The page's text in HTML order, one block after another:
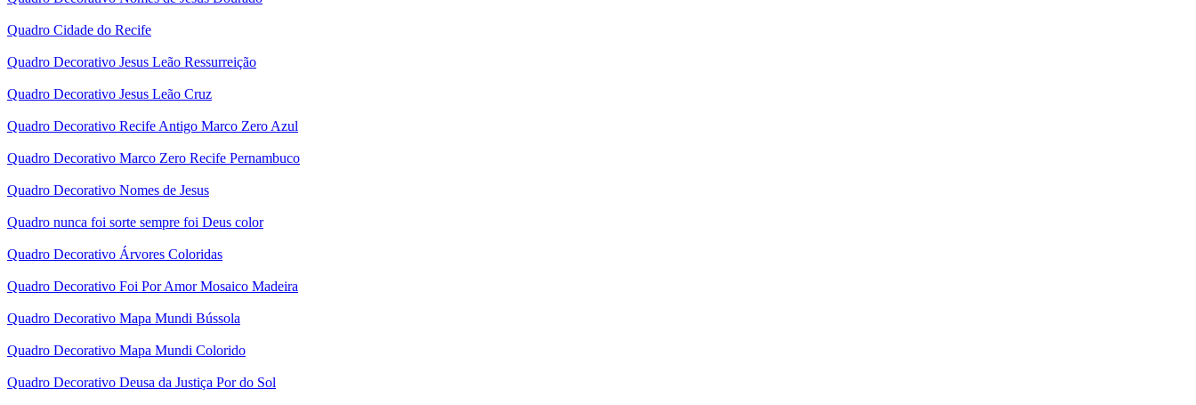
Quadro Cidade do Recife
Quadro Decorativo Jesus Leão Ressurreição
Quadro Decorativo Jesus Leão Cruz
Quadro Decorativo Recife Antigo Marco Zero Azul
Quadro Decorativo Marco Zero Recife Pernambuco
Quadro Decorativo Nomes de Jesus
Quadro nunca foi sorte sempre foi Deus color
Quadro Decorativo Árvores Coloridas
Quadro Decorativo Foi Por Amor Mosaico Madeira
Quadro Decorativo Mapa Mundi Bússola
Quadro Decorativo Mapa Mundi Colorido
Quadro Decorativo Deusa da Justiça Por do Sol